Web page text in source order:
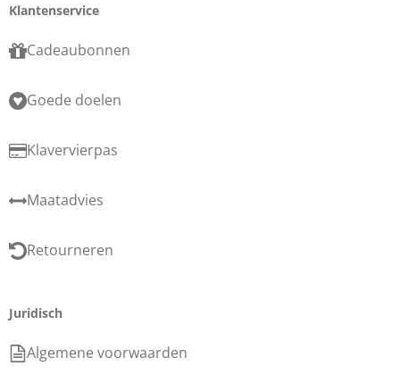
Klantenservice
Cadeaubonnen
Goede doelen
Klavervierpas
Maatadvies
Retourneren
Juridisch
Algemene voorwaarden